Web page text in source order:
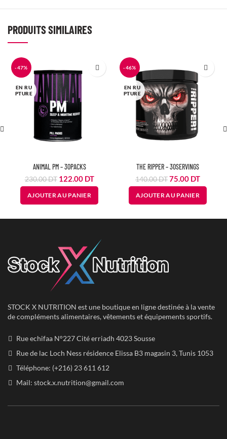
PRODUITS SIMILAIRES
-47%
EN RU
PTURE
ANIMAL PM – 30PACKS
230.00DT Le
prix
initial
était :
230.00
122.00DTLe
prix
est :
122.00
AJOUTER AU PANIER
-46%
EN RU
PTURE
THE RIPPER – 30SERVINGS
140.00DTLe
prix
initial
était :
140.00
75.00 DTLe
prix
est :
75.00
AJOUTER AU PANIER
STOCK X NUTRITION est une boutique en ligne destinée à la vente
de compléments alimentaires, vêtements et équipements sportifs.
Rue echifaa N°227 Cité erriadh 4023 Sousse
Rue de lac Loch Ness résidence Elissa B3 magasin 3, Tunis 1053
Téléphone: (+216) 23 611 612
Mail: stock.x.nutrition@gmail.com